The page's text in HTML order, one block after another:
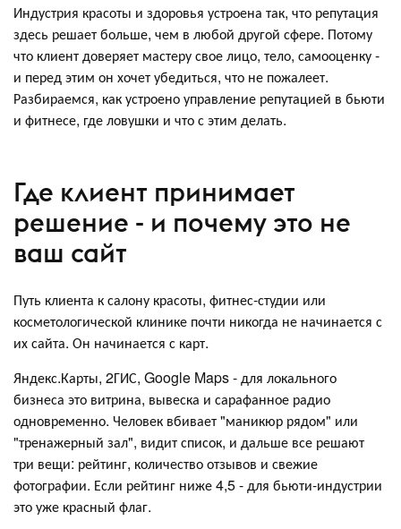
Индустрия красоты и здоровья устроена так, что репутация
здесь решает больше, чем в любой другой сфере. Потому
что клиент доверяет мастеру свое лицо, тело, самооценку -
и перед этим он хочет убедиться, что не пожалеет.
Разбираемся, как устроено управление репутацией в бьюти
и фитнесе, где ловушки и что с этим делать.
Где клиент принимает
решение - и почему это не
ваш сайт
Путь клиента к салону красоты, фитнес-студии или
косметологической клинике почти никогда не начинается с
их сайта. Он начинается с карт.
Яндекс.Карты, 2ГИС, Google Maps - для локального
бизнеса это витрина, вывеска и сарафанное радио
одновременно. Человек вбивает "маникюр рядом" или
"тренажерный зал", видит список, и дальше все решают
три вещи: рейтинг, количество отзывов и свежие
фотографии. Если рейтинг ниже 4,5 - для бьюти-индустрии
это уже красный флаг.